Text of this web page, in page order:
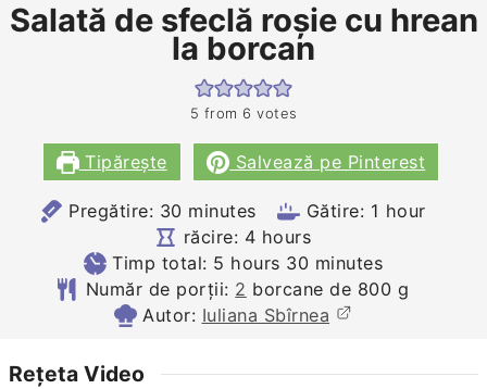
Salată de sfeclă roşie cu hrean
la borcan
5 from 6 votes
Tipărește Salvează pe Pinterest
Pregătire: 30minutes
minutes Gătire: 1 hour
hour
răcire: 4hours
hours
Timp total: 5 hours
hours 30minutes
minutes
Număr de porții: 2 borcane de 800 g
Autor: Iuliana Sbîrnea
Rețeta Video